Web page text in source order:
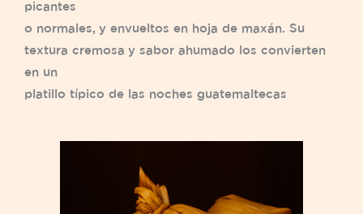
picantes
o normales, y envueltos en hoja de maxán. Su
textura cremosa y sabor ahumado los convierten
en un
platillo típico de las noches guatemaltecas